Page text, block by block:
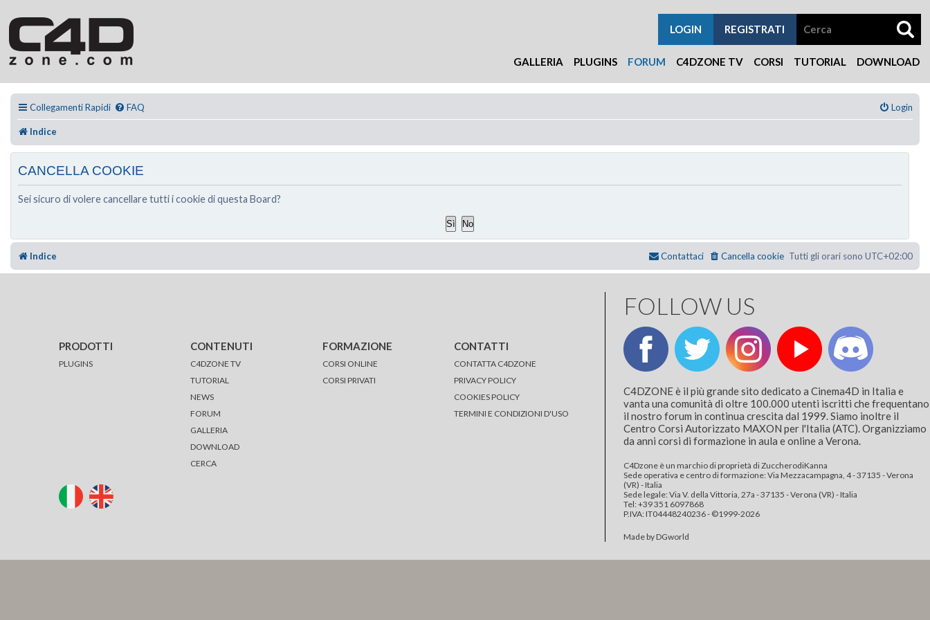
GALLERIA PLUGINS FORUM C4DZONE TV CORSI TUTORIAL DOWNLOAD
REGISTRATI
LOGIN
Collegamenti Rapidi FAQ Login
Indice
CANCELLA COOKIE
Sei sicuro di volere cancellare tutti i cookie di questa Board?
Indice Tutti gli orari sono UTC+02:00
Cancella cookie
Contattaci
PRODOTTI
PLUGINS
CONTENUTI
C4DZONE TV
TUTORIAL
NEWS
FORUM
GALLERIA
DOWNLOAD
CERCA
FORMAZIONE
CORSI ONLINE
CORSI PRIVATI
CONTATTI
CONTATTA C4DZONE
PRIVACY POLICY
COOKIES POLICY
TERMINI E CONDIZIONI D'USO
FOLLOW US
C4DZONE è il più grande sito dedicato a Cinema4D in Italia e
vanta una comunità di oltre 100.000 utenti iscritti che frequentano
il nostro forum in continua crescita dal 1999. Siamo inoltre il
Centro Corsi Autorizzato MAXON per l'Italia (ATC). Organizziamo
da anni corsi di formazione in aula e online a Verona.
C4Dzone è un marchio di proprietà di ZuccherodiKanna
Sede operativa e centro di formazione: Via Mezzacampagna, 4 - 37135 - Verona
(VR) - Italia
Sede legale: Via V. della Vittoria, 27a - 37135 - Verona (VR) - Italia
Tel: +39 351 6097868‬
P.IVA: IT04448240236 - ©1999-2026
Made by DGworld